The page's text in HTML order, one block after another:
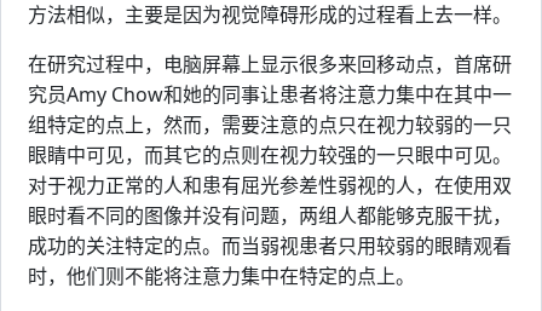
方法相似，主要是因为视觉障碍形成的过程看上去一样。
在研究过程中，电脑屏幕上显示很多来回移动点，首席研
究员Amy Chow和她的同事让患者将注意力集中在其中一
组特定的点上，然而，需要注意的点只在视力较弱的一只
眼睛中可见，而其它的点则在视力较强的一只眼中可见。
对于视力正常的人和患有屈光参差性弱视的人，在使用双
眼时看不同的图像并没有问题，两组人都能够克服干扰，
成功的关注特定的点。而当弱视患者只用较弱的眼睛观看
时，他们则不能将注意力集中在特定的点上。